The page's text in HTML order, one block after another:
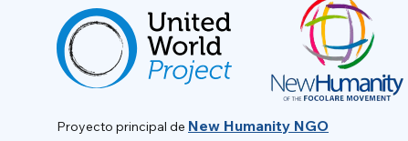
Proyecto principal de New Humanity NGO